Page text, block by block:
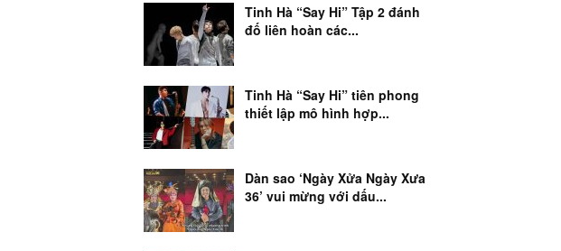
Tinh Hà “Say Hi” Tập 2 đánh
đố liên hoàn các...
Tinh Hà “Say Hi” tiên phong
thiết lập mô hình hợp...
Dàn sao ‘Ngày Xửa Ngày Xưa
36’ vui mừng với dấu...